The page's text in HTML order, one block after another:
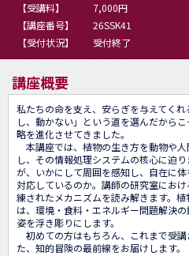
【受講料】
7,000円
【講座番号】
26SSK41
【受付状況】
受付終了
講座概要
私たちの命を支え、安らぎを与えてく
し、動かない」という道を選んだから
略を進化させてきました。
本講座では、植物の生き方を動物や
し、その情報処理システムの核心に迫
が、いかにして周囲を感知し、自在に
対応しているのか。講師の研究室にお
練されたメカニズムを読み解きます。
は、環境・食料・エネルギー問題解決
姿を浮き彫りにします。
初めての方はもちろん、これまで受
た、知的冒険の最前線をお届けします。